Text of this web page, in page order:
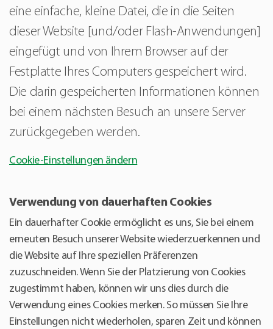
eine einfache, kleine Datei, die in die Seiten
dieser Website [und/oder Flash-Anwendungen]
eingefügt und von Ihrem Browser auf der
Festplatte Ihres Computers gespeichert wird.
Die darin gespeicherten Informationen können
bei einem nächsten Besuch an unsere Server
zurückgegeben werden.
Cookie-Einstellungen ändern
Verwendung von dauerhaften Cookies
Ein dauerhafter Cookie ermöglicht es uns, Sie bei einem
erneuten Besuch unserer Website wiederzuerkennen und
die Website auf Ihre speziellen Präferenzen
zuzuschneiden. Wenn Sie der Platzierung von Cookies
zugestimmt haben, können wir uns dies durch die
Verwendung eines Cookies merken. So müssen Sie Ihre
Einstellungen nicht wiederholen, sparen Zeit und können